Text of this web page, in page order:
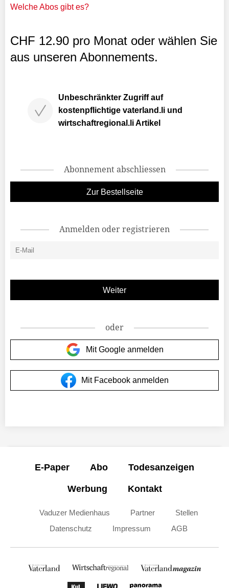
Welche Abos gibt es?
CHF 12.90 pro Monat oder wählen Sie
aus unseren Abonnements.
Unbeschränkter Zugriff auf
kostenpflichtige vaterland.li und
wirtschaftregional.li Artikel
Abonnement abschliessen
Zur Bestellseite
Anmelden oder registrieren
oder
Mit Google anmelden
Mit Facebook anmelden
E-Paper Abo Todesanzeigen
Werbung Kontakt
Vaduzer Medienhaus Partner
Stellen
Datenschutz
Impressum AGB